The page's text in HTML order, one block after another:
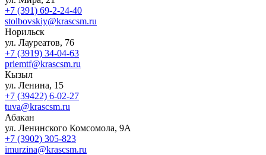
+7 (391) 69-2-24-40
stolbovskiy@krascsm.ru
Норильск
ул. Лауреатов, 76
+7 (3919) 34-04-63
priemtf@krascsm.ru
Кызыл
ул. Ленина, 15
+7 (39422) 6-02-27
tuva@krascsm.ru
Абакан
ул. Ленинского Комсомола, 9А
+7 (3902) 305-823
imurzina@krascsm.ru